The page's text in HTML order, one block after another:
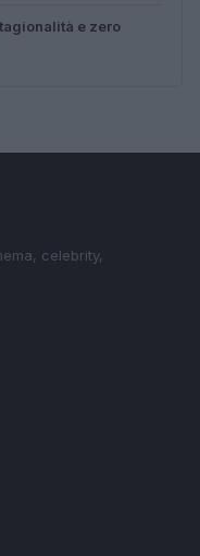
e zero
celebrity,